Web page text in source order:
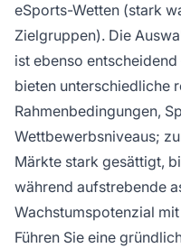
eSports-Wetten (stark
Zielgruppen). Die
ist ebenso
bieten unterschiedliche
Rahmenbedingungen,
Wettbewerbsniveaus;
Märkte stark gesättigt,
während aufstrebende
Wachstumspotenzial
Führen Sie eine